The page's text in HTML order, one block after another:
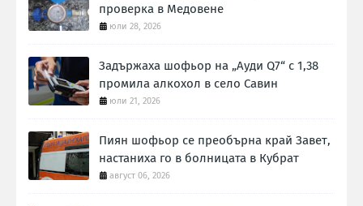
проверка в Медовене
юли 28, 2026
Задържаха шофьор на „Ауди Q7“ с 1,38
промила алкохол в село Савин
юли 21, 2026
Пиян шофьор се преобърна край Завет,
настаниха го в болницата в Кубрат
август 06, 2026